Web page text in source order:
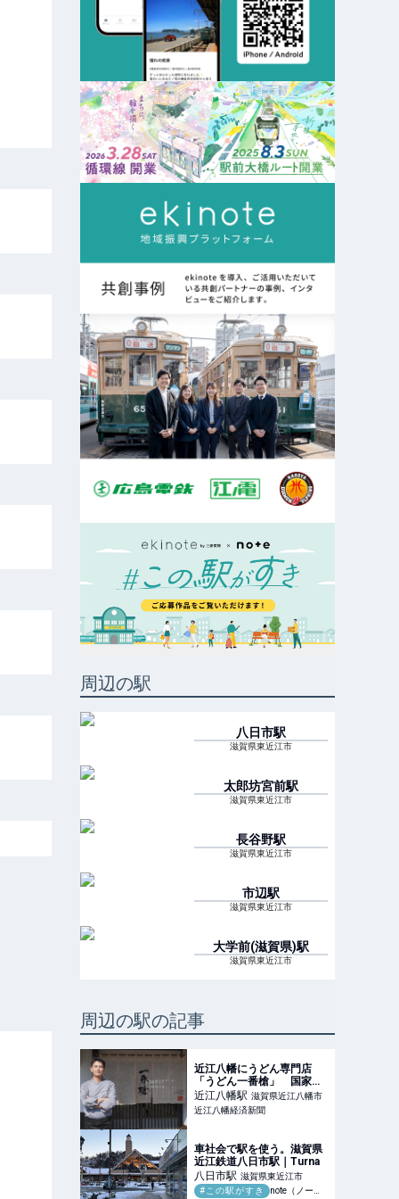
周辺の駅
八日市駅
滋賀県東近江市
太郎坊宮前駅
滋賀県東近江市
長谷野駅
滋賀県東近江市
市辺駅
滋賀県東近江市
大学前(滋賀県)駅
滋賀県東近江市
周辺の駅の記事
近江八幡にうどん専門店
「うどん一番槍」 国家資
格者が店内製麺
近江八幡駅 滋賀県近江八幡市
近江八幡経済新聞
車社会で駅を使う。滋賀県
近江鉄道八日市駅｜Turna
八日市駅 滋賀県東近江市
#この駅がすき
note（ノート）